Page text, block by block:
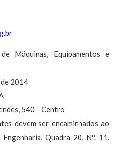
Máquinas, Equipamentos e
de 2014
540 – Centro
devem ser encaminhados ao
Quadra 20, N°. 11.